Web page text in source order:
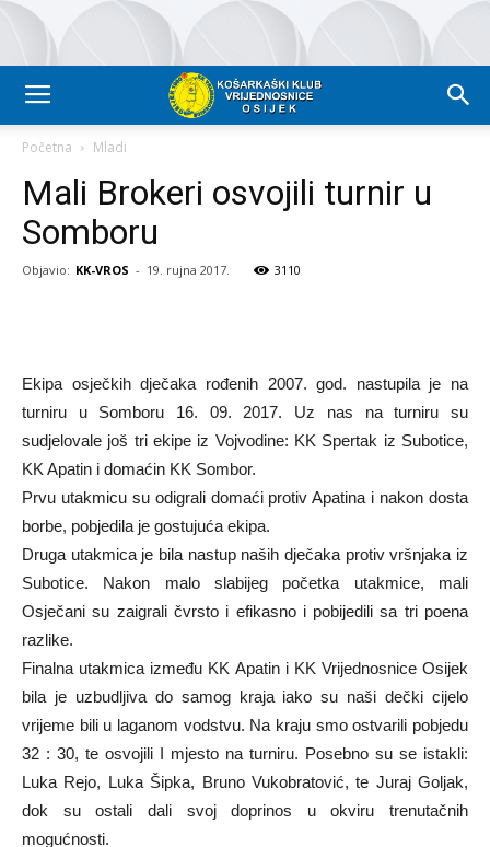
Početna Mladi
Mali Brokeri osvojili turnir u
Somboru
Objavio: KK-VROS - 19. rujna 2017. 3110
Ekipa osječkih dječaka rođenih 2007. god. nastupila je na
turniru u Somboru 16. 09. 2017. Uz nas na turniru su
sudjelovale još tri ekipe iz Vojvodine: KK Spertak iz Subotice,
KK Apatin i domaćin KK Sombor.
Prvu utakmicu su odigrali domaći protiv Apatina i nakon dosta
borbe, pobjedila je gostujuća ekipa.
Druga utakmica je bila nastup naših dječaka protiv vršnjaka iz
Subotice. Nakon malo slabijeg početka utakmice, mali
Osječani su zaigrali čvrsto i efikasno i pobijedili sa tri poena
razlike.
Finalna utakmica između KK Apatin i KK Vrijednosnice Osijek
bila je uzbudljiva do samog kraja iako su naši dečki cijelo
vrijeme bili u laganom vodstvu. Na kraju smo ostvarili pobjedu
32 : 30, te osvojili I mjesto na turniru. Posebno su se istakli:
Luka Rejo, Luka Šipka, Bruno Vukobratović, te Juraj Goljak,
dok su ostali dali svoj doprinos u okviru trenutačnih
mogućnosti.